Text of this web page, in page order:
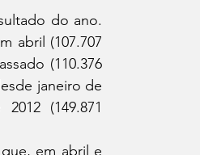
abril (107.707
(110.376
janeiro de
(149.871